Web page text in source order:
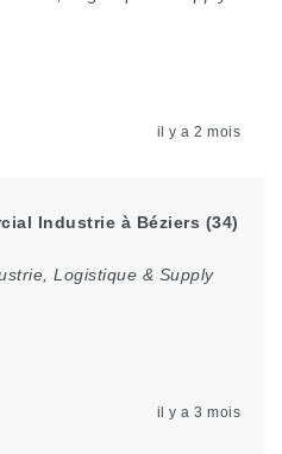
il y a 2 mois
Industrie à Béziers (34)
Logistique & Supply
il y a 3 mois